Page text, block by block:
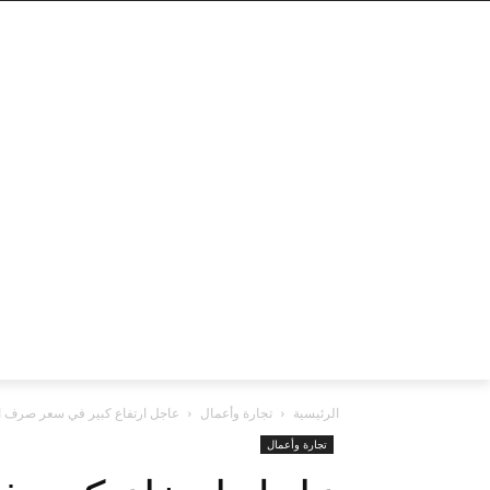
الرئيسية تجارة وأعمال عاجل ارتفاع كبير في سعر صرف
تجارة وأعمال